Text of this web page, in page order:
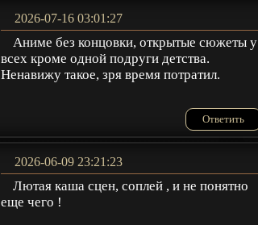
2026-07-16 03:01:27
Аниме без концовки, открытые сюжеты у
всех кроме одной подруги детства.
Ненавижу такое, зря время потратил.
Ответить
2026-06-09 23:21:23
Лютая каша сцен, соплей , и не понятно
еще чего !